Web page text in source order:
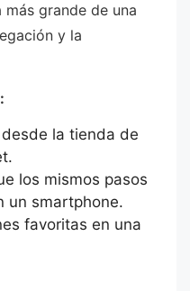
grande de una
y la
la tienda de
los mismos pasos
un smartphone.
favoritas en una